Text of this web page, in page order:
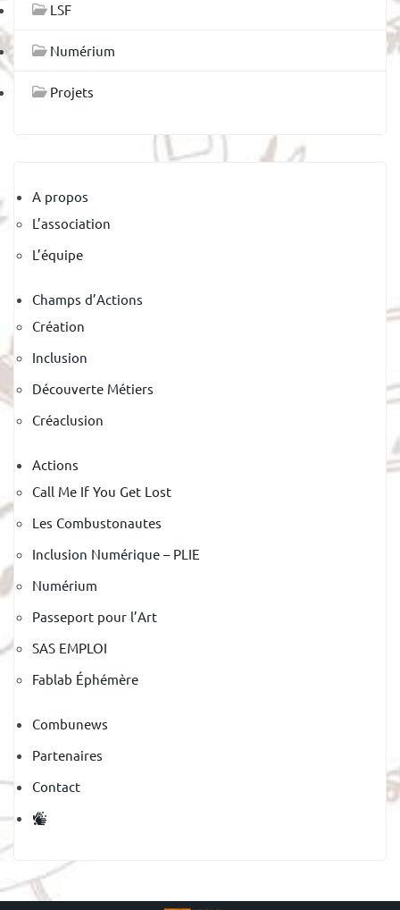
LSF
Numérium
Projets
A propos
L’association
L’équipe
Champs d’Actions
Création
Inclusion
Découverte Métiers
Créaclusion
Actions
Call Me If You Get Lost
Les Combustonautes
Inclusion Numérique – PLIE
Numérium
Passeport pour l’Art
SAS EMPLOI
Fablab Éphémère
Combunews
Partenaires
Contact